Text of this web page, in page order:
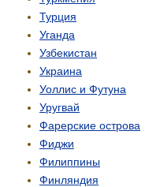
Турция
Уганда
Узбекистан
Украина
Уоллис и Футуна
Уругвай
Фарерские острова
Фиджи
Филиппины
Финляндия